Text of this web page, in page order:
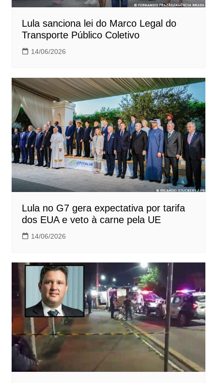
Lula sanciona lei do Marco Legal do
Transporte Público Coletivo
14/06/2026
Lula no G7 gera expectativa por tarifa
dos EUA e veto à carne pela UE
14/06/2026